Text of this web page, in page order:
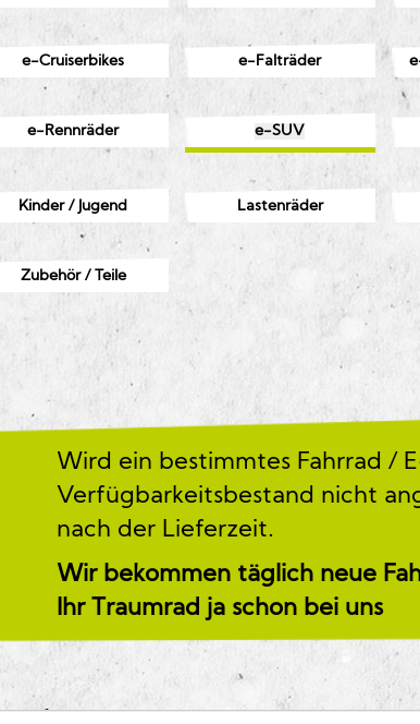
e-Cruiserbikes e-Falträder
e-Rennräder e-SUV
Kinder / Jugend Lastenräder
Zubehör / Teile
Wird ein bestimmtes Fahrrad /
Verfügbarkeitsbestand nicht
nach der Lieferzeit.
Wir bekommen täglich neue
Ihr Traumrad ja schon bei uns